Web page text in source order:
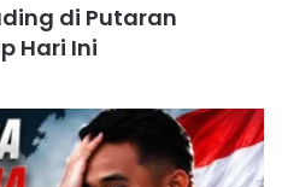
di Putaran
Hari Ini